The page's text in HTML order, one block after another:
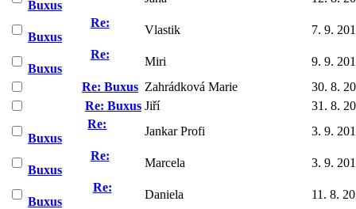
Buxus
Re:
Buxus
Vlastik
7. 9.
Re:
Buxus
Miri
9. 9.
Re: Buxus Zahrádková Marie
30. 8.
Re: Buxus Jiří
31. 8.
Re:
Buxus
Jankar Profi
3. 9.
Re:
Buxus
Marcela
3. 9.
Re:
Buxus
Daniela
11. 8.